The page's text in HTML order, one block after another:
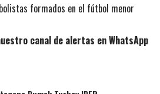
formados en el fútbol menor
canal de alertas en WhatsApp